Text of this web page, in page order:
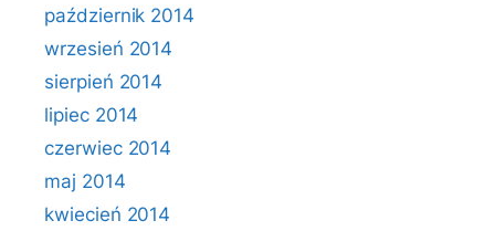
październik 2014
wrzesień 2014
sierpień 2014
lipiec 2014
czerwiec 2014
maj 2014
kwiecień 2014